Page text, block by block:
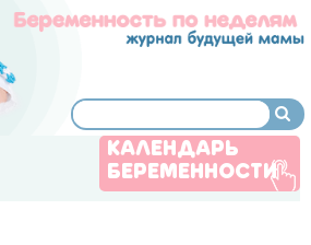
КАЛЕНДАРЬ
БЕРЕМЕННОСТИ